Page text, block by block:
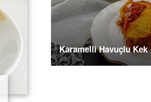
Karamelli Havuçlu Kek